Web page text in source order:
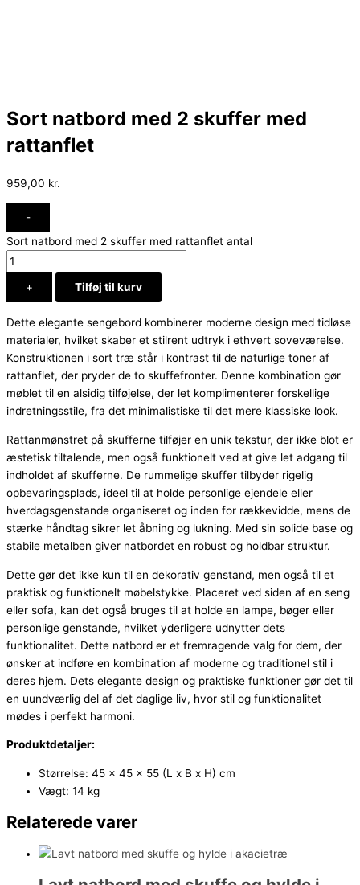
Sort natbord med 2 skuffer med
rattanflet
959,00 kr.
-
Sort natbord med 2 skuffer med rattanflet antal
+ Tilføj til kurv
Dette elegante sengebord kombinerer moderne design med tidløse
materialer, hvilket skaber et stilrent udtryk i ethvert soveværelse.
Konstruktionen i sort træ står i kontrast til de naturlige toner af
rattanflet, der pryder de to skuffefronter. Denne kombination gør
møblet til en alsidig tilføjelse, der let komplimenterer forskellige
indretningsstile, fra det minimalistiske til det mere klassiske look.
Rattanmønstret på skufferne tilføjer en unik tekstur, der ikke blot er
æstetisk tiltalende, men også funktionelt ved at give let adgang til
indholdet af skufferne. De rummelige skuffer tilbyder rigelig
opbevaringsplads, ideel til at holde personlige ejendele eller
hverdagsgenstande organiseret og inden for rækkevidde, mens de
stærke håndtag sikrer let åbning og lukning. Med sin solide base og
stabile metalben giver natbordet en robust og holdbar struktur.
Dette gør det ikke kun til en dekorativ genstand, men også til et
praktisk og funktionelt møbelstykke. Placeret ved siden af en seng
eller sofa, kan det også bruges til at holde en lampe, bøger eller
personlige genstande, hvilket yderligere udnytter dets
funktionalitet. Dette natbord er et fremragende valg for dem, der
ønsker at indføre en kombination af moderne og traditionel stil i
deres hjem. Dets elegante design og praktiske funktioner gør det til
en uundværlig del af det daglige liv, hvor stil og funktionalitet
mødes i perfekt harmoni.
Produktdetaljer:
Størrelse: 45 x 45 x 55 (L x B x H) cm
Vægt: 14 kg
Relaterede varer